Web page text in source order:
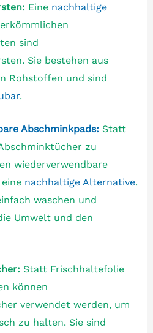
Eine nachhaltige
sind
Sie bestehen aus
Rohstoffen und sind
.
Abschminkpads: Statt
zu
wiederverwendbare
nachhaltige Alternative.
waschen und
Umwelt und den
Statt Frischhaltefolie
können
verwendet werden, um
zu halten. Sie sind